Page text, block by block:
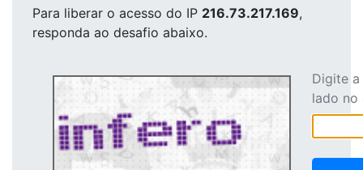
Para liberar o acesso do IP 216.73.217.169,
responda ao desafio abaixo.
Digite
lado no